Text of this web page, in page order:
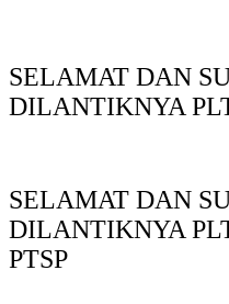
SELAMAT DAN
DILANTIKNYA
SELAMAT DAN
DILANTIKNYA
PTSP